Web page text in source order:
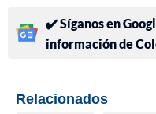
✔️ Síganos en
información de
Relacionados